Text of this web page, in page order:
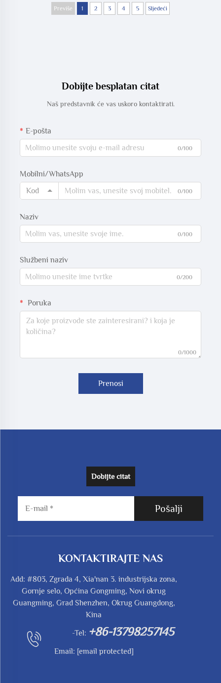
Previše 1 2 3 4 5 Sljedeći
Dobijte besplatan citat
Naš predstavnik će vas uskoro kontaktirati.
E-pošta
0/100
Mobilni/WhatsApp
Kod
0/100
Naziv
0/100
Službeni naziv
0/200
Poruka
0/1000
Prenosi
Dobijte citat
Pošalji
KONTAKTIRAJTE NAS
Add: #803, Zgrada 4, Xia'nan 3. industrijska zona,
Gornje selo, Općina Gongming, Novi okrug
Guangming, Grad Shenzhen, Okrug Guangdong,
Kina
-Tel: +86-13798257145
Email: [email protected]